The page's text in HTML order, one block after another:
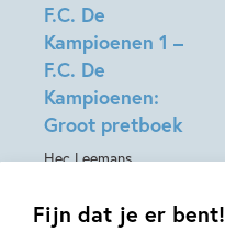
Fijn dat je er bent!
F.C. De
Kampioenen 1 –
F.C. De
Kampioenen:
Groot pretboek
Hec Leemans